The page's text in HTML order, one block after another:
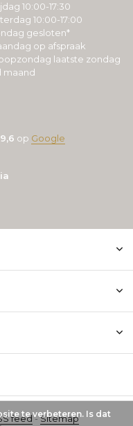
10:00-17:30
10:00-17:00
gesloten*
op afspraak
laatste zondag
maand
9,6 op Google
feed-Sitemap
te verbeteren. Is dat